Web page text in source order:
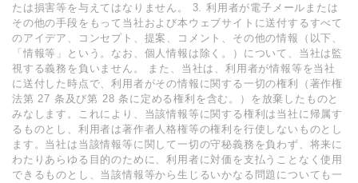
たは損害等を与えてはなりません。 3. 利⽤者が電⼦メールまたは
その他の⼿段をもって当社および本ウェブサイトに送付するすべて
のアイデア、コンセプト、提案、コメント、その他の情報（以下、
「情報等」という。なお、個⼈情報は除く。）について、当社は監
視する義務を負いません。 また、当社は、利⽤者が情報等を当社
に送付した時点で、利⽤者がその情報に関する⼀切の権利（著作権
法第 27 条及び第 28 条に定める権利を含む。）を放棄したものと
みなします。これにより、当該情報等に関する権利は当社に帰属す
るものとし、利⽤者は著作者⼈格権等の権利を⾏使しないものとし
ます。当社は当該情報等に関して⼀切の守秘義務を負わず、将来に
わたりあらゆる⽬的のために、利⽤者に対価を⽀払うことなく使⽤
できるものとし、当該情報等から⽣じるいかなる問題についても⼀